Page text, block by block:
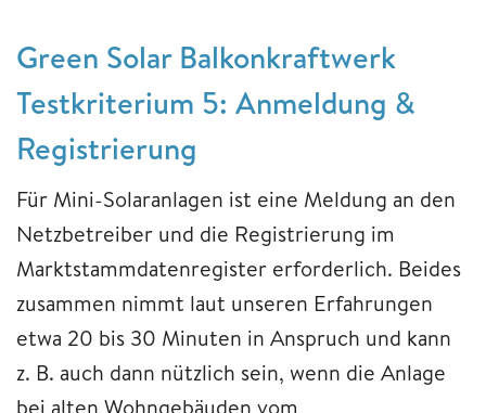
Green Solar Balkonkraftwerk
Testkriterium 5: Anmeldung &
Registrierung
Für Mini-Solaranlagen ist eine Meldung an den
Netzbetreiber und die Registrierung im
Marktstammdatenregister erforderlich. Beides
zusammen nimmt laut unseren Erfahrungen
etwa 20 bis 30 Minuten in Anspruch und kann
z. B. auch dann nützlich sein, wenn die Anlage